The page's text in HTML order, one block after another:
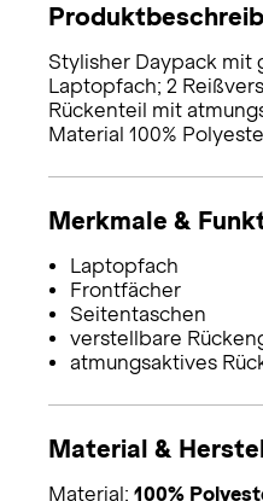
Stylisher Daypack mit
Laptopfach; 2
Rückenteil mit
Material 100%
Merkmale &
Laptopfach
Frontfächer
Seitentaschen
verstellbare
atmungsaktives
Material &
Material: 100%